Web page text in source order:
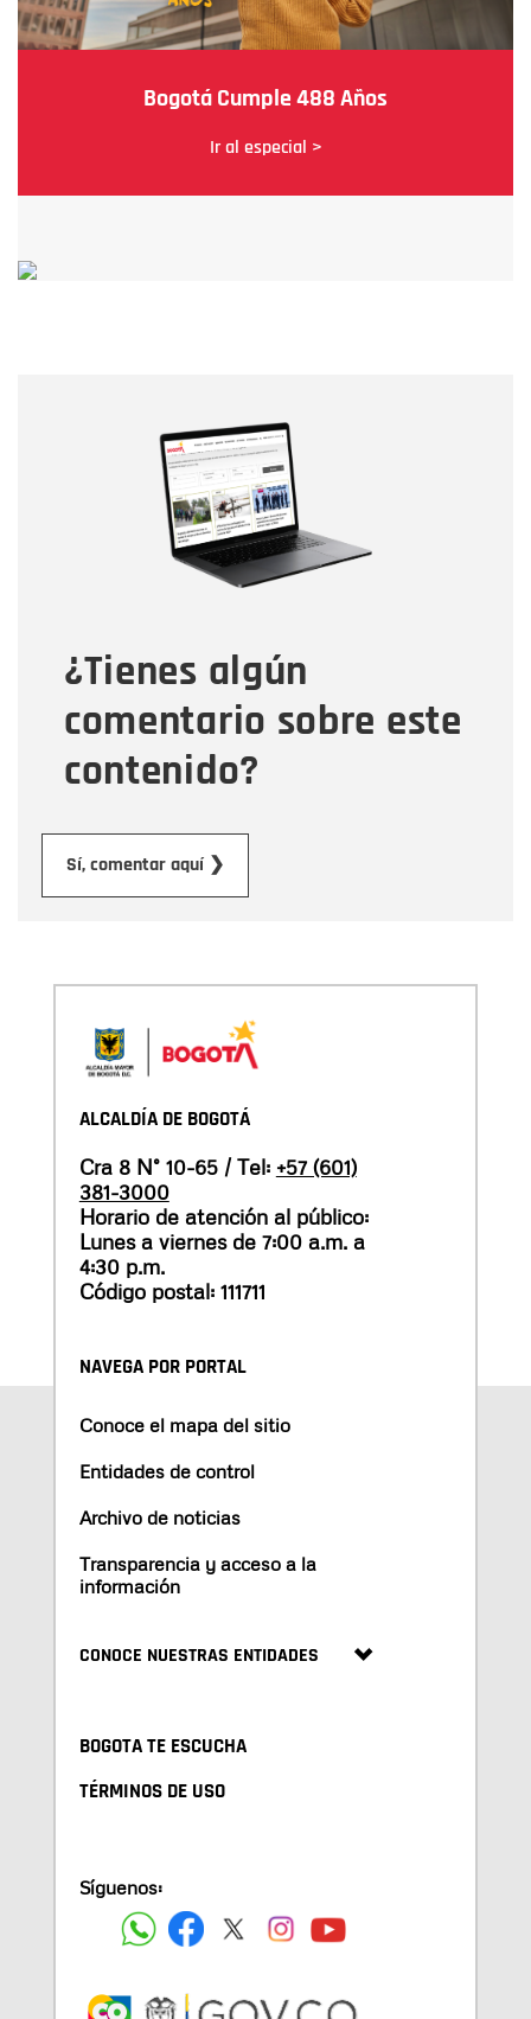
Bogotá Cumple 488 Años
Ir al especial >
¿Tienes algún
comentario sobre este
contenido?
Sí, comentar aquí ❯
Correo electrónico
Tipo de comentario
Mensaje
ALCALDÍA DE BOGOTÁ
Cra 8 N° 10-65 / Tel: +57 (601)
381-3000
Horario de atención al público:
Lunes a viernes de 7:00 a.m. a
4:30 p.m.
Código postal: 111711
NAVEGA POR PORTAL
Conoce el mapa del sitio
Entidades de control
Archivo de noticias
Transparencia y acceso a la
información
CONOCE NUESTRAS ENTIDADES
BOGOTA TE ESCUCHA
TÉRMINOS DE USO
Síguenos: